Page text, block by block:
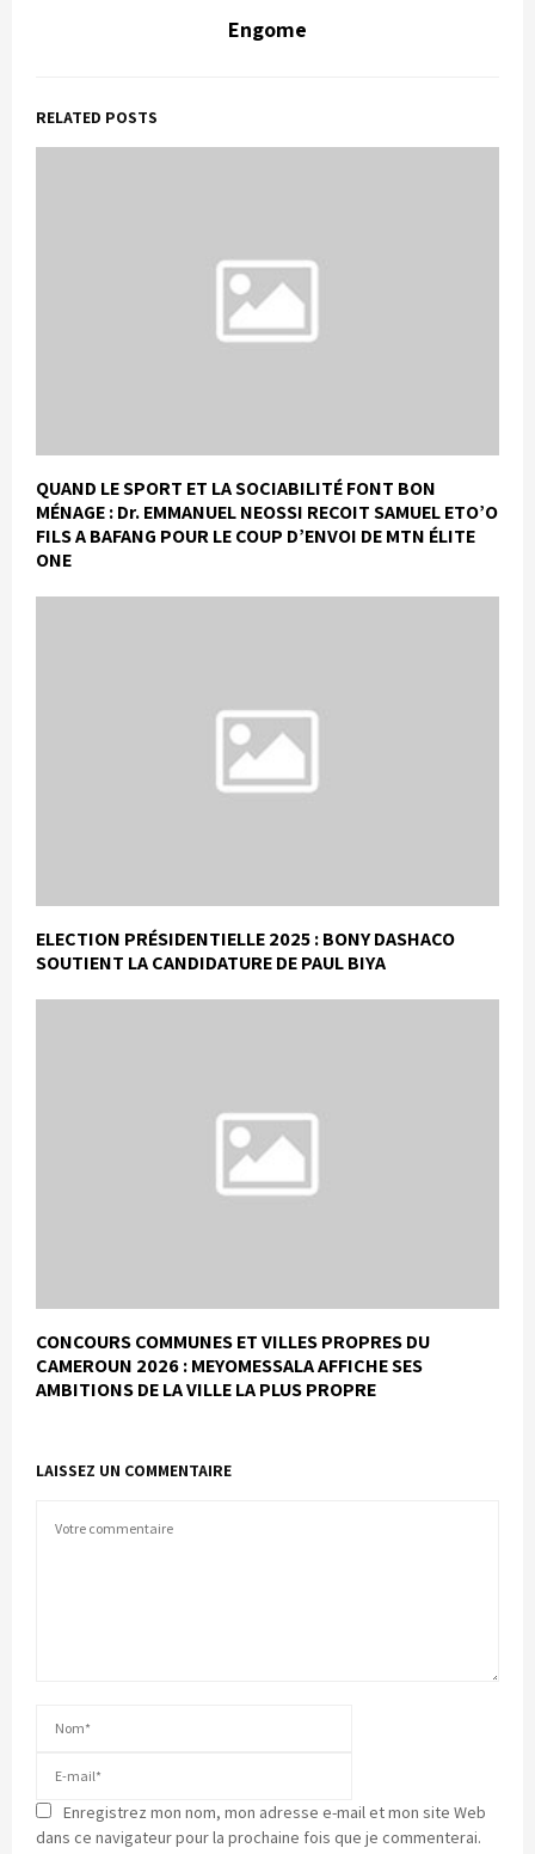
Engome
RELATED POSTS
QUAND LE SPORT ET LA SOCIABILITÉ FONT BON
MÉNAGE : Dr. EMMANUEL NEOSSI REÇOIT SAMUEL ETO’O
FILS A BAFANG POUR LE COUP D’ENVOI DE MTN ÉLITE
ONE
ELECTION PRÉSIDENTIELLE 2025 : BONY DASHACO
SOUTIENT LA CANDIDATURE DE PAUL BIYA
CONCOURS COMMUNES ET VILLES PROPRES DU
CAMEROUN 2026 : MEYOMESSALA AFFICHE SES
AMBITIONS DE LA VILLE LA PLUS PROPRE
LAISSEZ UN COMMENTAIRE
Enregistrez mon nom, mon adresse e-mail et mon site Web
dans ce navigateur pour la prochaine fois que je commenterai.